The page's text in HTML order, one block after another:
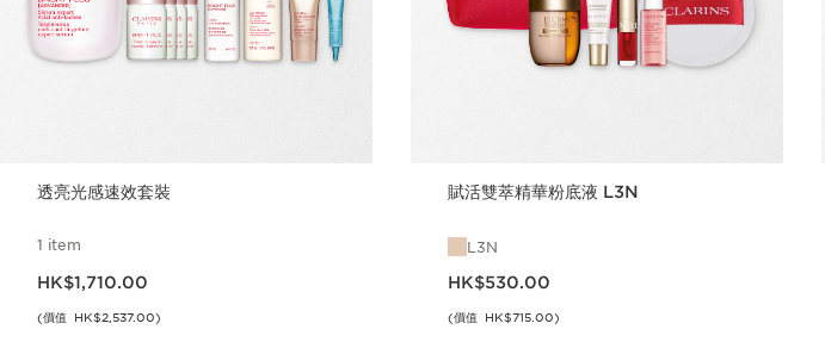
透亮光感速效套裝
1 item
HK$1,710.00
(價值 HK$2,537.00)
賦活雙萃精華粉底液 L3N
L3N
HK$530.00
(價值 HK$715.00)